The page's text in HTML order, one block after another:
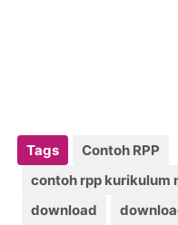
Tags
Contoh RPP
contoh rpp kurikulum
download